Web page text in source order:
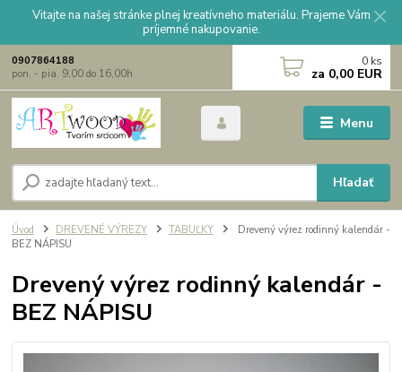
Vitajte na našej stránke plnej kreatívneho materiálu. Prajeme Vám
príjemné nakupovanie.
Menu
Hľadať
0907864188
pon. - pia. 9,00 do 16,00h
0 ks
za 0,00 EUR
Úvod DREVENÉ VÝREZY TABUĽKY
Drevený výrez rodinný kalendár -
BEZ NÁPISU
Drevený výrez rodinný kalendár -
BEZ NÁPISU